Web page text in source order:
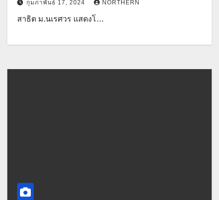
กุมภาพันธ์ 17, 2024 NORTHERN
สาธิต ม.นเรศวร แสดงโ…